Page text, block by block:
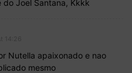
do Joel Santana, Kkkk
Nutella apaixonado e nao
mesmo